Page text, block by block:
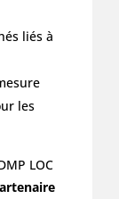
liés à
les
LOC